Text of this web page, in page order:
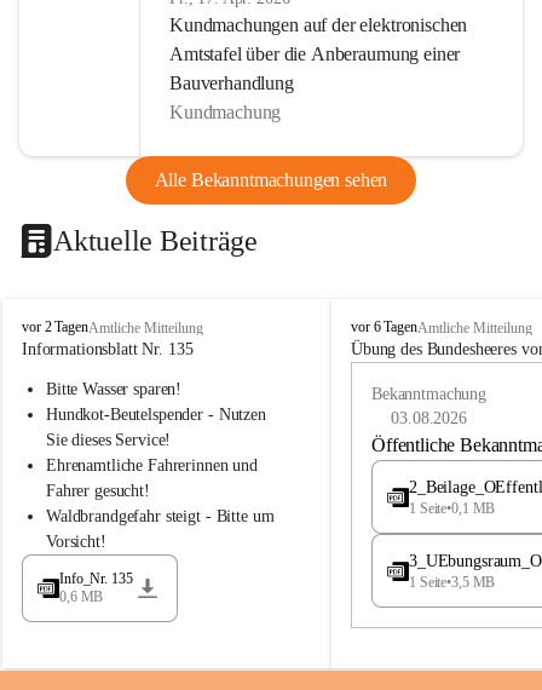
Kundmachungen auf der elektronischen
Amtstafel über die Anberaumung einer
Bauverhandlung
Kundmachung
Alle Bekanntmachungen sehen
Aktuelle Beiträge
B
u
h
a
d
l
a
vor 2 TagenAmtliche Mitteilung
Informationsblatt Nr. 135
Bitte Wasser sparen!
Hundkot-Beutelspender - Nutzen
Sie dieses Service!
Ehrenamtliche Fahrerinnen und
Fahrer gesucht!
Waldbrandgefahr steigt - Bitte um
Vorsicht!
Info_Nr. 135
0,6 MB
B
u
e
a
vor 6 TagenAmtliche Mitteilung
Übung des Bundesheeres
Bekanntmachung
03.08.2026
Öffentliche
1 Seite•0,1 MB
1 Seite•3,5 MB